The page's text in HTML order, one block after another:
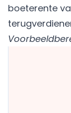
boeterente